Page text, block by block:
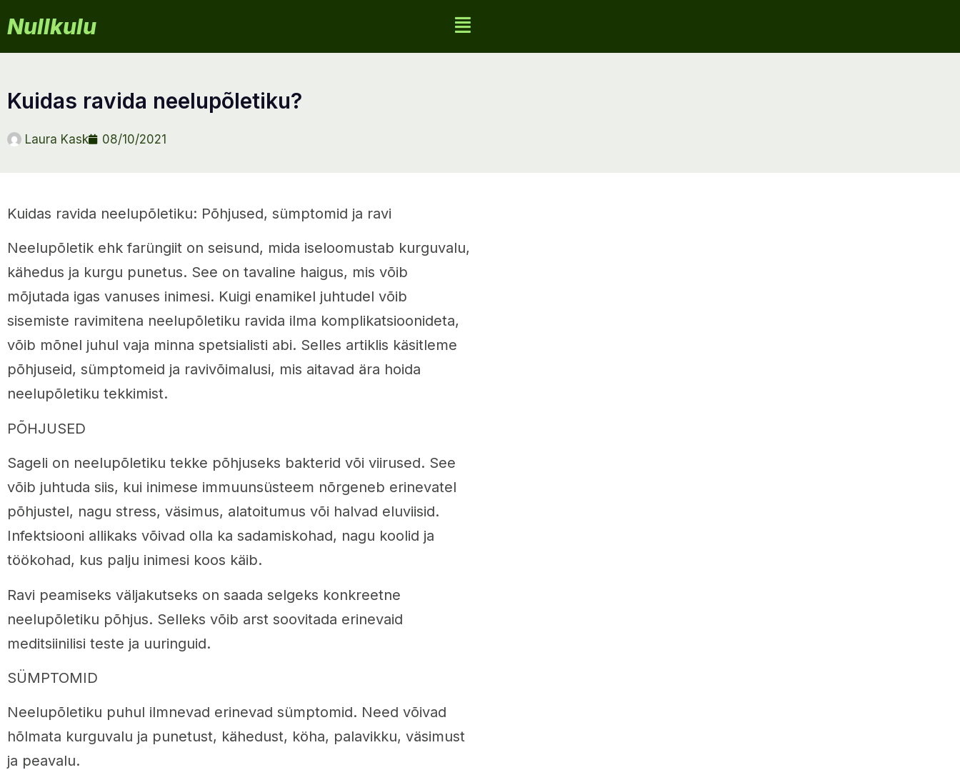
Nullkulu
kuidas ravida neelupõletiku?
Laura Kask 08/10/2021
Kuidas ravida neelupõletiku: Põhjused, sümptomid ja ravi
Neelupõletik ehk farüngiit on seisund, mida iseloomustab kurguvalu,
kähedus ja kurgu punetus. See on tavaline haigus, mis võib
mõjutada igas vanuses inimesi. Kuigi enamikel juhtudel võib
sisemiste ravimitena neelupõletiku ravida ilma komplikatsioonideta,
võib mõnel juhul vaja minna spetsialisti abi. Selles artiklis käsitleme
põhjuseid, sümptomeid ja ravivõimalusi, mis aitavad ära hoida
neelupõletiku tekkimist.
PÕHJUSED
Sageli on neelupõletiku tekke põhjuseks bakterid või viirused. See
võib juhtuda siis, kui inimese immuunsüsteem nõrgeneb erinevatel
põhjustel, nagu stress, väsimus, alatoitumus või halvad eluviisid.
Infektsiooni allikaks võivad olla ka sadamiskohad, nagu koolid ja
töökohad, kus palju inimesi koos käib.
Ravi peamiseks väljakutseks on saada selgeks konkreetne
neelupõletiku põhjus. Selleks võib arst soovitada erinevaid
meditsiinilisi teste ja uuringuid.
SÜMPTOMID
Neelupõletiku puhul ilmnevad erinevad sümptomid. Need võivad
hõlmata kurguvalu ja punetust, kähedust, köha, palavikku, väsimust
ja peavalu.